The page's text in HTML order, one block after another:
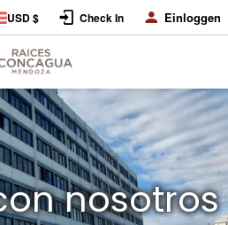
USD $ Check In Einloggen
nosotros